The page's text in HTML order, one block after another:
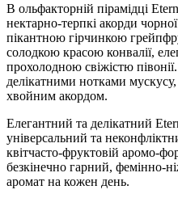
В ольфакторній пірамідці
нектарно-терпкі акорди
пікантною гірчинкою
солодкою красою конвалії,
прохолодною свіжістю
делікатними нотками
хвойним акордом.
Елегантний та делікатний
універсальний та
квітчасто-фруктовій аромо-
безкінечно гарний, фемінно-
аромат на кожен день.